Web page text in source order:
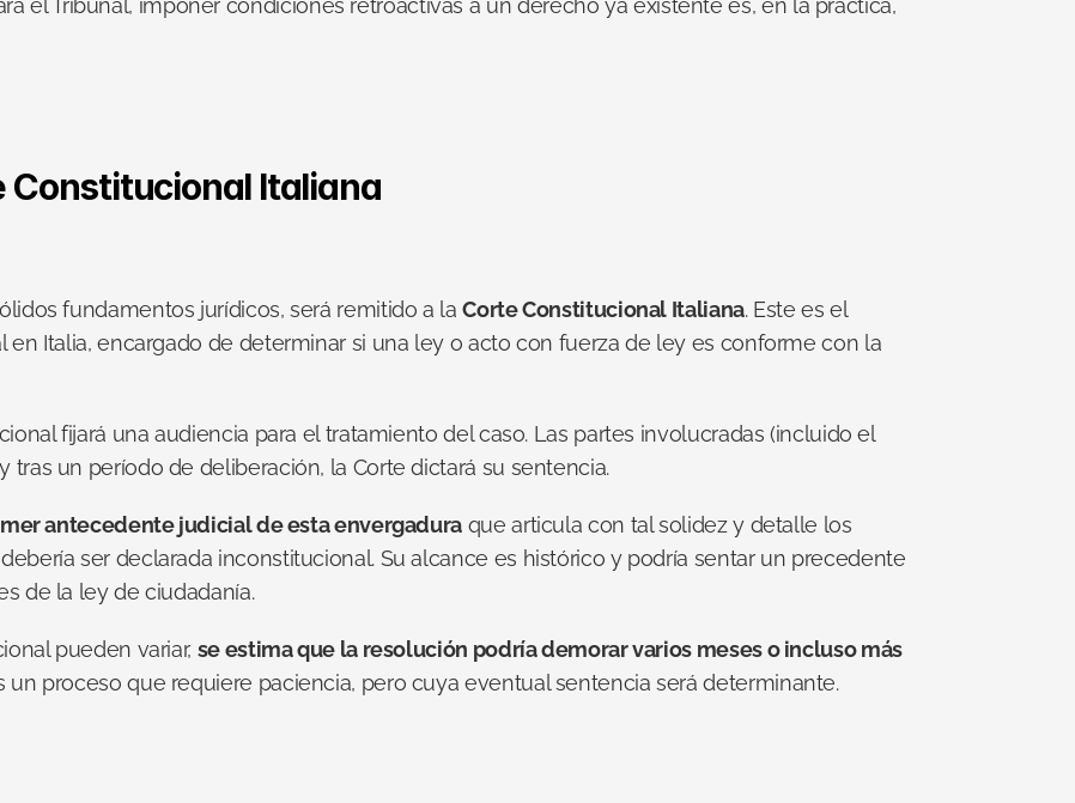
el Tribunal, imponer condiciones retroactivas a un derecho ya existente es, en la práctica,
Constitucional Italiana
fundamentos jurídicos, será remitido a la Corte Constitucional Italiana. Este es el
Italia, encargado de determinar si una ley o acto con fuerza de ley es conforme con la
fijará una audiencia para el tratamiento del caso. Las partes involucradas (incluido el
tras un período de deliberación, la Corte dictará su sentencia.
antecedente judicial de esta envergadura que articula con tal solidez y detalle los
ser declarada inconstitucional. Su alcance es histórico y podría sentar un precedente
de la ley de ciudadanía.
pueden variar, se estima que la resolución podría demorar varios meses o incluso más
un proceso que requiere paciencia, pero cuya eventual sentencia será determinante.